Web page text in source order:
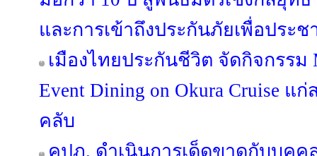
และการเข้าถึงประกันภัยเพื่อประช
เมืองไทยประกันชีวิต จัดกิจกรรม
Event Dining on Okura Cruise แ
คลับ
คปภ. ดำเนินการเด็ดขาดกับบุคค